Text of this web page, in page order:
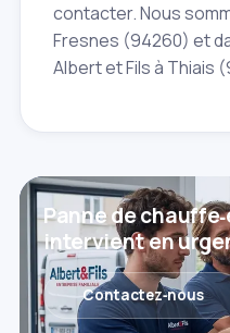
contacter. Nous
Fresnes (94260) et
Albert et Fils à Thiais
Panne de
intervient en
Contactez‑nous